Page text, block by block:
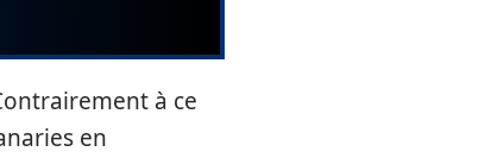
à ce
en